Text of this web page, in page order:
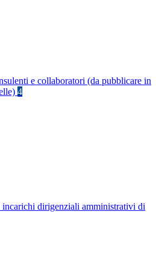
e collaboratori (da pubblicare in
4
dirigenziali amministrativi di